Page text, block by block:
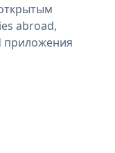
abroad,
приложения